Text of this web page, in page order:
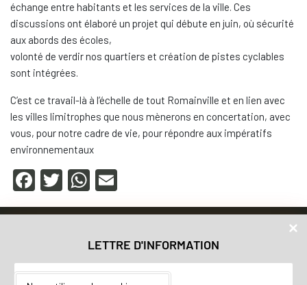
échange entre habitants et les services de la ville. Ces
discussions ont élaboré un projet qui débute en juin, où sécurité
aux abords des écoles,
volonté de verdir nos quartiers et création de pistes cyclables
sont intégrées.
C’est ce travail-là à l’échelle de tout Romainville et en lien avec
les villes limitrophes que nous mènerons en concertation, avec
vous, pour notre cadre de vie, pour répondre aux impératifs
environnementaux
LETTRE D'INFORMATION
F
a
b
T
wi
W
h
s
A
m
Accueil
Nos valeurs
Municipales 2020